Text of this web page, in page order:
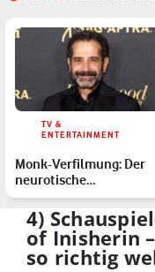
TV &
ENTERTAINMENT
Monk-Verfilmung: Der
neurotische
Privatermittler kehrt
mit Origin…
4)
of Inisherin
so richtig